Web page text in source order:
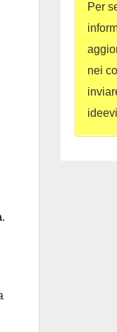
.
Per
nei